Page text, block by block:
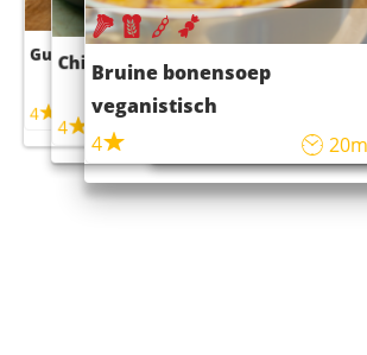
Guacamole
4
Chili con carne
4 45m
Bruine bonensoep
veganistisch
4
20m
Sushi rijstsalade
maaltijdsalade
4